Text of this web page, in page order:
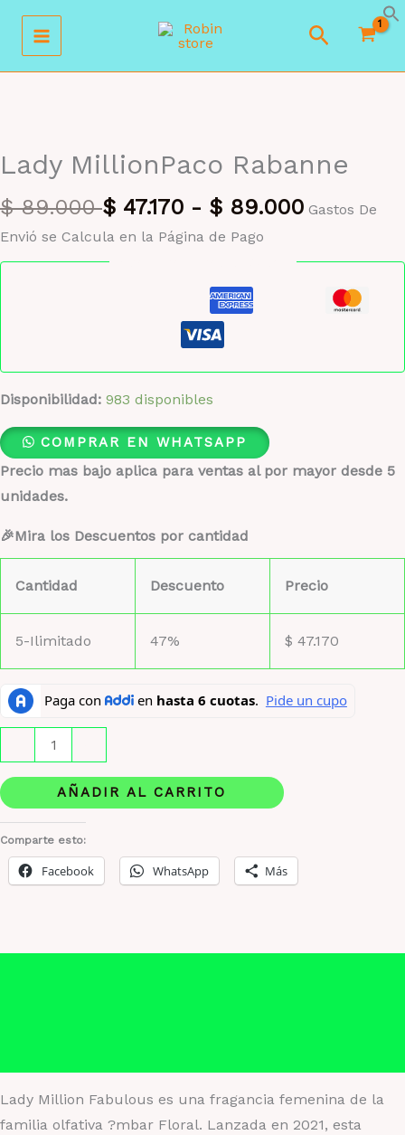
contenido
Buscar
Lady MillionPaco Rabanne
$89.000 $ 47.170 - $ 89.000 Gastos De
Envió se Calcula en la Página de Pago
Disponibilidad: 983 disponibles
COMPRAR EN WHATSAPP
Precio mas bajo aplica para ventas al por mayor desde 5
unidades.
🎉Mira los Descuentos por cantidad
Cantidad Descuento Precio
5-Ilimitado 47% $ 47.170
MillionPaco
Rabanne
cantidad
AÑADIR AL CARRITO
Comparte esto:
Facebook WhatsApp Más
Lady Million Fabulous es una fragancia femenina de la
familia olfativa ?mbar Floral. Lanzada en 2021, esta